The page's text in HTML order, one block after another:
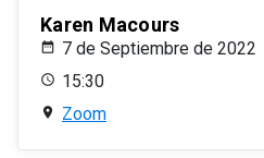
Karen Macours
7 de Septiembre de 2022
15:30
Zoom